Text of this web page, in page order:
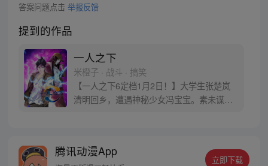
答案问题点击 举报反馈
提到的作品
一人之下
米橙子 · 战斗 · 搞笑
【一人之下6定档1月2日！】大学生张楚岚
清明回乡，遭遇神秘少女冯宝宝。素未谋面
密，张楚岚的生活被彻底颠覆，与冯宝宝一
腾讯动漫App
立即下载